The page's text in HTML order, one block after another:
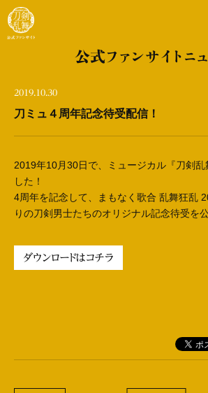
公式ファンサイトニ
2019.10.30
刀ミュ４周年記念待受配信！
2019年10月30日で、ミュージカル『刀剣乱
した！
4周年を記念して、
まもなく歌合 乱舞狂乱
りの刀剣男士たちのオリジナル記念待受を
ダウンロードはコチラ